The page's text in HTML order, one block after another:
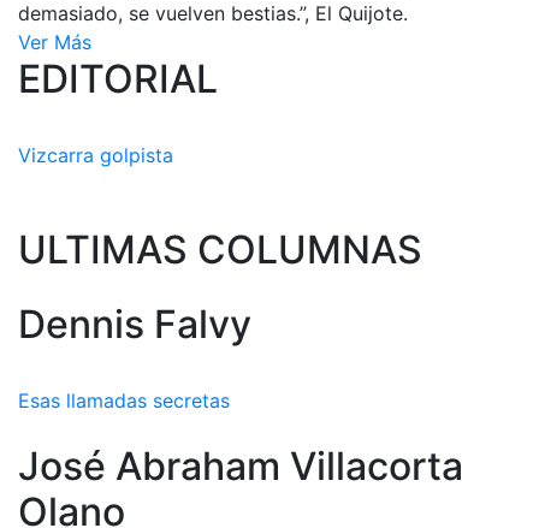
demasiado, se vuelven bestias.”, El Quijote.
Ver Más
EDITORIAL
Vizcarra golpista
ULTIMAS COLUMNAS
Dennis Falvy
Esas llamadas secretas
José Abraham Villacorta
Olano